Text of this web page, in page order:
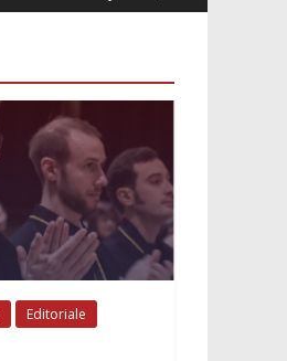
Editoriale